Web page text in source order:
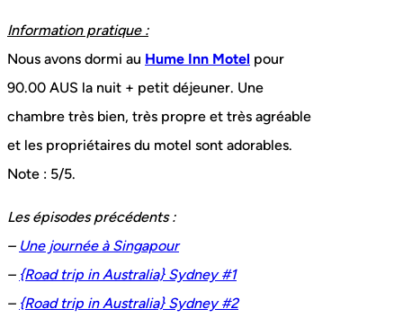
Information pratique :
Nous avons dormi au Hume Inn Motel pour
90.00 AUS la nuit + petit déjeuner. Une
chambre très bien, très propre et très agréable
et les propriétaires du motel sont adorables.
Note : 5/5.
Les épisodes précédents :
– Une journée à Singapour
– {Road trip in Australia} Sydney #1
– {Road trip in Australia} Sydney #2